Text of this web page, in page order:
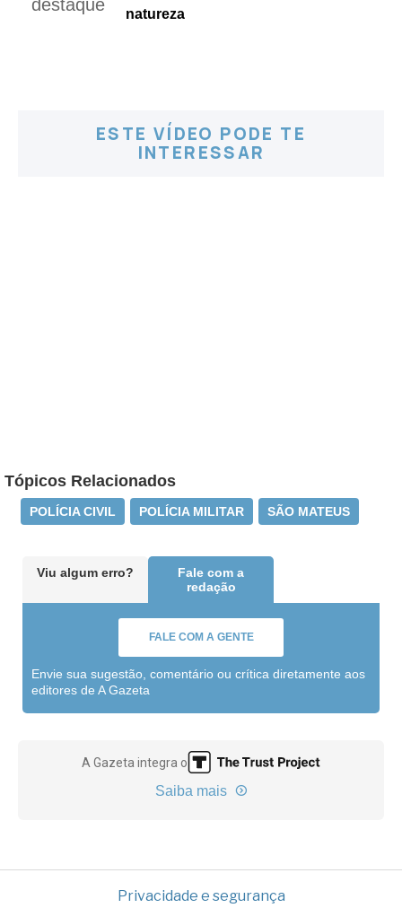
natureza
ESTE VÍDEO PODE TE
INTERESSAR
Tópicos Relacionados
POLÍCIA CIVIL POLÍCIA MILITAR SÃO MATEUS
Viu algum erro?
Fale com a
redação
FALE COM A GENTE
Envie sua sugestão, comentário ou crítica diretamente aos
editores de A Gazeta
A Gazeta integra o
Saiba mais
Privacidade e segurança